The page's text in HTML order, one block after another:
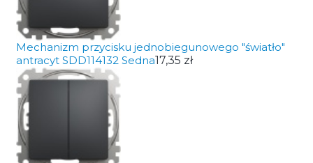
Mechanizm przycisku jednobiegunowego "światło"
antracyt SDD114132 Sedna17,35 zł